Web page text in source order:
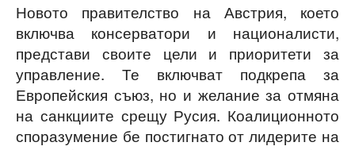
Новото правителство на Австрия, което
включва консерватори и националисти,
представи своите цели и приоритети за
управление. Те включват подкрепа за
Европейския съюз, но и желание за отмяна
на санкциите срещу Русия. Коалиционното
споразумение бе постигнато от лидерите на